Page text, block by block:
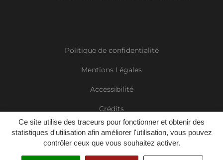
Ce site utilise des traceurs pour fonctionner et obtenir des
statistiques d'utilisation afin améliorer l'utilisation, vous pouvez
contrôler ceux que vous souhaitez activer.
Politique de confidentialité
Mentions Légales
Accessibilité
Crédits
Plan du site
Gérer mes cookies